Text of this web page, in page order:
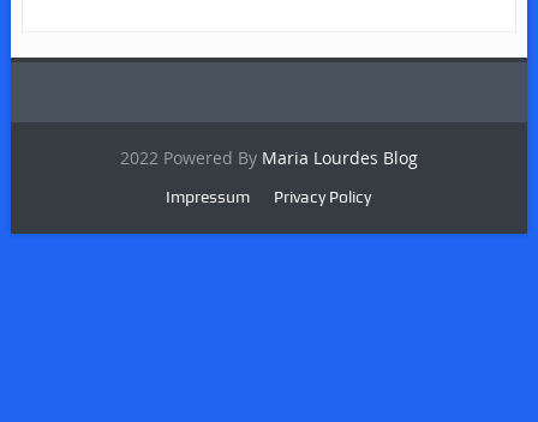
2022 Powered By Maria Lourdes Blog
Impressum Privacy Policy